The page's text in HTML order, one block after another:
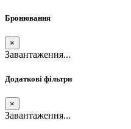
Бронювання
×
Завантаження...
Додаткові фільтри
×
Завантаження...